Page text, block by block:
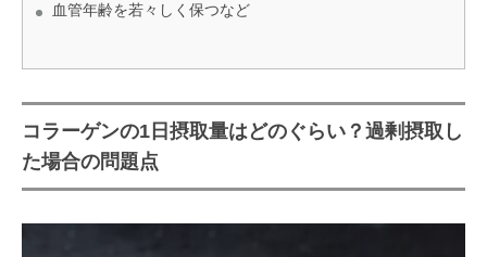
血管年齢を若々しく保つなど
コラーゲンの1日摂取量はどのぐらい？過剰摂取し
た場合の問題点